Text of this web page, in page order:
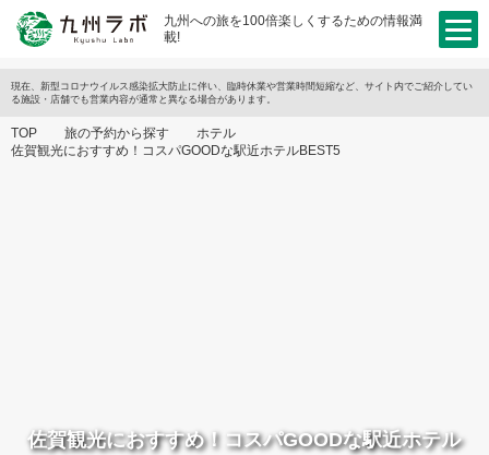
九州への旅を100倍楽しくするための情報満
載!
現在、新型コロナウイルス感染拡大防止に伴い、臨時休業や営業時間短縮など、サイト内でご紹介してい
る施設・店舗でも営業内容が通常と異なる場合があります。
TOP 旅の予約から探す
ホテル
佐賀観光におすすめ！コスパGOODな駅近ホテルBEST5
佐賀観光におすすめ！コスパGOODな駅近ホテル